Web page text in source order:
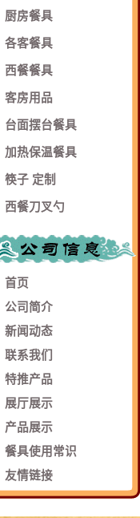
厨房餐具
各客餐具
西餐餐具
客房用品
台面摆台餐具
加热保温餐具
筷子 定制
西餐刀叉勺
首页
公司简介
新闻动态
联系我们
特推产品
展厅展示
产品展示
餐具使用常识
友情链接